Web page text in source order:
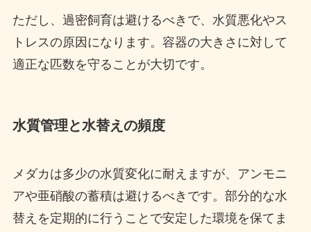
ただし、過密飼育は避けるべきで、水質悪化やス
トレスの原因になります。容器の大きさに対して
適正な匹数を守ることが大切です。
水質管理と水替えの頻度
メダカは多少の水質変化に耐えますが、アンモニ
アや亜硝酸の蓄積は避けるべきです。部分的な水
替えを定期的に行うことで安定した環境を保てま